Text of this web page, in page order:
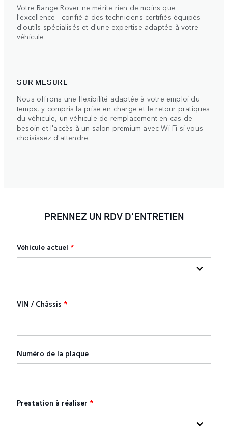
Votre Range Rover ne mérite rien de moins que
l'excellence - confié à des techniciens certifiés équipés
d'outils spécialisés et d'une expertise adaptée à votre
véhicule.
SUR MESURE
Nous offrons une flexibilité adaptée à votre emploi du
temps, y compris la prise en charge et le retour pratiques
du véhicule, un véhicule de remplacement en cas de
besoin et l'accès à un salon premium avec Wi-Fi si vous
choisissez d'attendre.
PRENNEZ UN RDV D'ENTRETIEN
Véhicule actuel *
VIN / Châssis *
Numéro de la plaque
Prestation à réaliser *